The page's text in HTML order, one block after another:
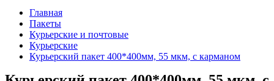
Главная
Пакеты
Курьерские и почтовые
Курьерские
Курьерский пакет 400*400мм, 55 мкм, с карманом